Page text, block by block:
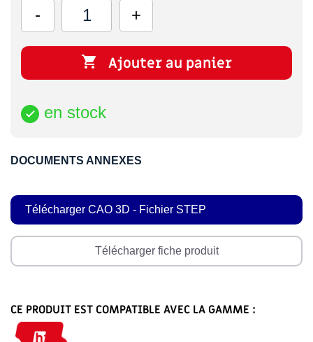
 Ajouter au panier
 en stock
DOCUMENTS ANNEXES
Télécharger CAO 3D - Fichier STEP
Télécharger fiche produit
CE PRODUIT EST COMPATIBLE AVEC LA GAMME :